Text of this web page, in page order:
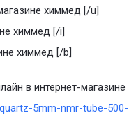
химмед [/u]
химмед [/i]
химмед [/b]
в интернет-магазине
5mm-nmr-tube-500-